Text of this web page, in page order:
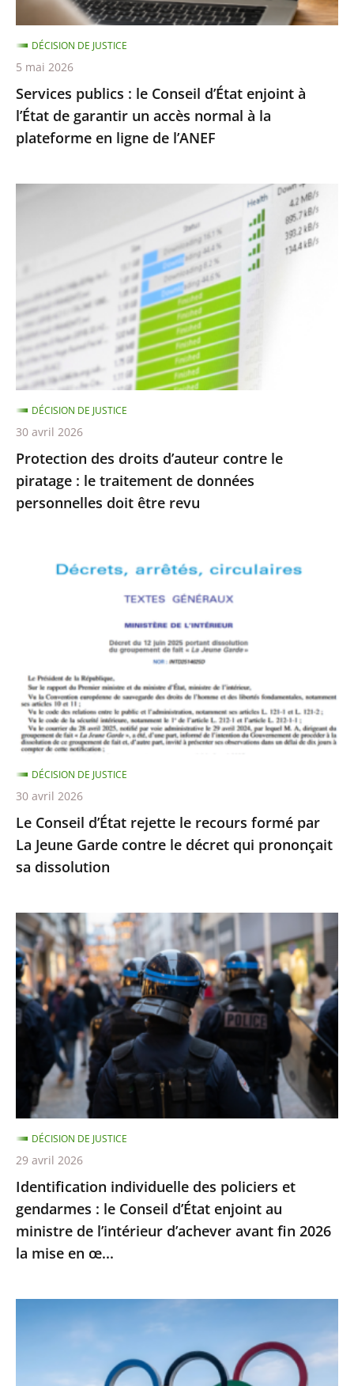
l’État
de
garantir
un
accès
normal
à
plateforme
Services publics : le Conseil d’État enjoint à
l’État de garantir un accès normal à la
plateforme en ligne de l’ANEF
DÉCISION DE JUSTICE
5 mai 2026
Protection
le
piratage
:
le
traitement
de
données
personnelles
doit
être
Protection des droits d’auteur contre le
piratage : le traitement de données
personnelles doit être revu
DÉCISION DE JUSTICE
30 avril 2026
Conseil
formé
par
La
Jeune
Garde
contre
le
décret
qui
sa
dissolution
Le Conseil d’État rejette le recours formé par
La Jeune Garde contre le décret qui prononçait
sa dissolution
DÉCISION DE JUSTICE
30 avril 2026
Identification
individuelle
des
policiers
et
gendarmes
Conseil
d’État
enjoint
au
ministre
de
l’intérieur
d’achever
fin
Identification individuelle des policiers et
gendarmes : le Conseil d’État enjoint au
ministre de l’intérieur d’achever avant fin 2026
la mise en œ...
DÉCISION DE JUSTICE
29 avril 2026
Olympiques
Paralympiques